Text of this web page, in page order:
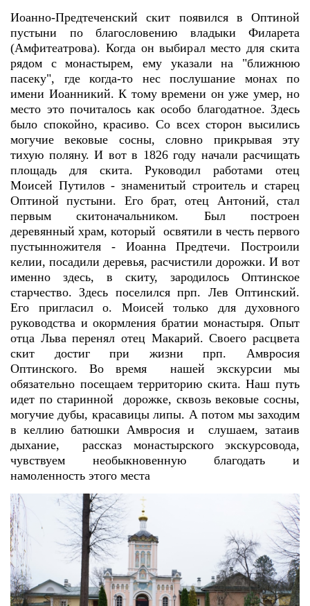
Иоанно-Предтеченский скит появился в Оптиной
пустыни по благословению владыки Филарета
(Амфитеатрова). Когда он выбирал место для скита
рядом с монастырем, ему указали на "ближнюю
пасеку", где когда-то нес послушание монах по
имени Иоанникий. К тому времени он уже умер, но
место это почиталось как особо благодатное. Здесь
было спокойно, красиво. Со всех сторон высились
могучие вековые сосны, словно прикрывая эту
тихую поляну. И вот в 1826 году начали расчищать
площадь для скита. Руководил работами отец
Моисей Путилов - знаменитый строитель и старец
Оптиной пустыни. Его брат, отец Антоний, стал
первым скитоначальником. Был построен
деревянный храм, который освятили в честь первого
пустынножителя - Иоанна Предтечи. Построили
келии, посадили деревья, расчистили дорожки. И вот
именно здесь, в скиту, зародилось Оптинское
старчество. Здесь поселился прп. Лев Оптинский.
Его пригласил о. Моисей только для духовного
руководства и окормления братии монастыря. Опыт
отца Льва перенял отец Макарий. Своего расцвета
скит достиг при жизни прп. Амвросия
Оптинского. Во время нашей экскурсии мы
обязательно посещаем территорию скита. Наш путь
идет по старинной дорожке, сквозь вековые сосны,
могучие дубы, красавицы липы. А потом мы заходим
в келлию батюшки Амвросия и слушаем, затаив
дыхание, рассказ монастырского экскурсовода,
чувствуем необыкновенную благодать и
намоленность этого места